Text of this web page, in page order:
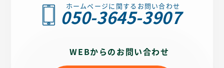
作を行っております。
ンでの動線を作り、ホームページに求められる機能を含
ホームページに関するお問い合わせ
050-3645-3907
WEBからのお問い合わせ